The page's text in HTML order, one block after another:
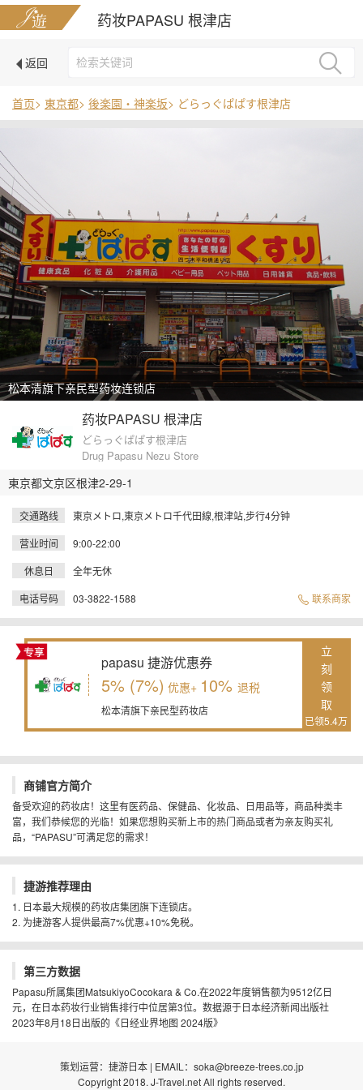
药妆PAPASU 根津店
返回
首页> 東京都> 後楽園・神楽坂> どらっぐぱぱす根津店
松本清旗下亲民型药妆连锁店
药妆PAPASU 根津店
どらっぐぱぱす根津店
Drug Papasu Nezu Store
東京都文京区根津2-29-1
交通路线
東京メトロ,東京メトロ千代田線,根津站,步行4分钟
营业时间
9:00-22:00
休息日
全年无休
电话号码
03-3822-1588 联系商家
papasu 捷游优惠券
5% (7%) 优惠+ 10% 退税
松本清旗下亲民型药妆店
立
刻
领
取
已领5.4万
商铺官方简介
备受欢迎的药妆店！这里有医药品、保健品、化妆品、日用品等，商品种类丰
富，我们恭候您的光临！如果您想购买新上市的热门商品或者为亲友购买礼
品，“PAPASU”可满足您的需求！
捷游推荐理由
1. 日本最大规模的药妆店集团旗下连锁店。
2. 为捷游客人提供最高7%优惠+10%免税。
第三方数据
Papasu所属集团MatsukiyoCocokara & Co.在2022年度销售额为9512亿日
元，在日本药妆行业销售排行中位居第3位。数据源于日本经济新闻出版社
2023年8月18日出版的《日经业界地图 2024版》
策划运营：捷游日本 | EMAIL：soka@breeze-trees.co.jp
Copyright 2018. J-Travel.net All rights reserved.